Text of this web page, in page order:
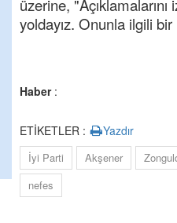
üzerine,
yoldayız. Onunla ilgili bir
Haber:
ETİKETLER : Yazdır
İyi Parti Akşener
nefes